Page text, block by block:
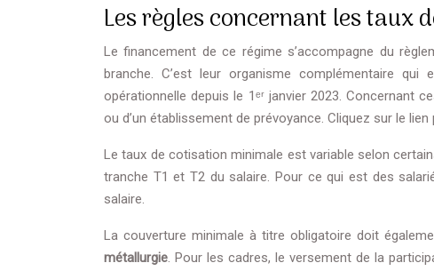
Les règles concernant les taux
Le financement de ce régime s’accompagne du
branche. C’est leur organisme complémentaire
opérationnelle depuis le 1ᵉʳ janvier 2023. Concernant
ou d’un établissement de prévoyance. Cliquez sur le
Le taux de cotisation minimale est variable selon
tranche T1 et T2 du salaire. Pour ce qui est des
salaire.
La couverture minimale à titre obligatoire doit
métallurgie. Pour les cadres, le versement de la